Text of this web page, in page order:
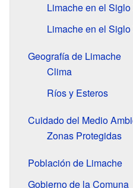
Limache en el
Limache en el
Geografía de Limache
Clima
Ríos y Esteros
Cuidado del Medio
Zonas Protegidas
Población de Limache
Gobierno de la Comuna